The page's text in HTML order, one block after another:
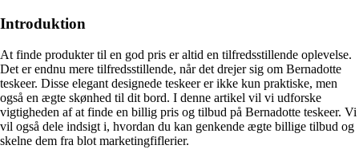
Introduktion
At finde produkter til en god pris er altid en tilfredsstillende oplevelse.
Det er endnu mere tilfredsstillende, når det drejer sig om Bernadotte
teskeer. Disse elegant designede teskeer er ikke kun praktiske, men
også en ægte skønhed til dit bord. I denne artikel vil vi udforske
vigtigheden af at finde en billig pris og tilbud på Bernadotte teskeer. Vi
vil også dele indsigt i, hvordan du kan genkende ægte billige tilbud og
skelne dem fra blot marketingfiflerier.